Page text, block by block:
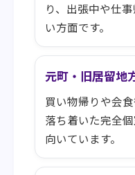
り、出張中や仕
い方面です。
元町・旧居留地
買い物帰りや会
落ち着いた完全
向いています。